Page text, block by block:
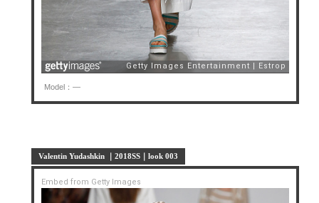
Model：—
Valentin Yudashkin ｜2018SS｜look 003
Embed from Getty Images